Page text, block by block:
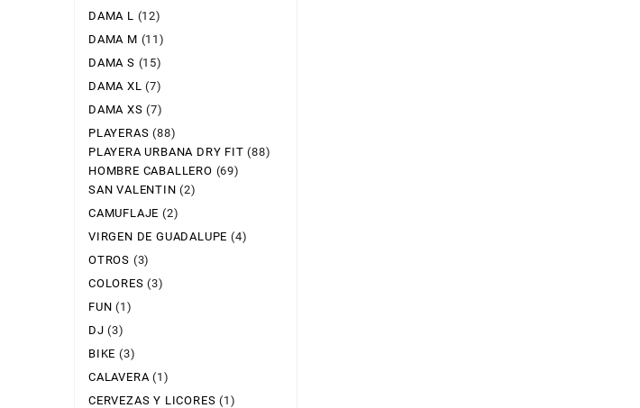
DAMA L (12)
DAMA M (11)
DAMA S (15)
DAMA XL (7)
DAMA XS (7)
PLAYERAS (88)
PLAYERA URBANA DRY FIT (88)
HOMBRE CABALLERO (69)
SAN VALENTIN (2)
CAMUFLAJE (2)
VIRGEN DE GUADALUPE (4)
OTROS (3)
COLORES (3)
FUN (1)
DJ (3)
BIKE (3)
CALAVERA (1)
CERVEZAS Y LICORES (1)